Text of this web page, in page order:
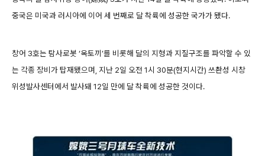
중국은 미국과 러시아에 이어 세 번째로 달 착륙에 성공한 국가가 됐다.
창어 3호는 탐사로봇 ‘옥토끼’를 비롯해 달의 지형과 지질구조를 파악할 수 있
는 각종 장비가 탑재됐으며, 지난 2일 오전 1시 30분(현지시간) 쓰촨성 시창
위성발사센터에서 발사돼 12일 만에 달 착륙에 성공한 것이다.